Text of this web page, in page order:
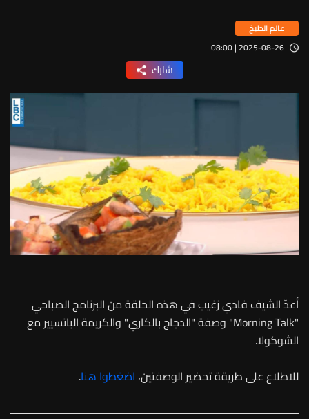
عالم الطبخ
2025-08-26 | 08:00
شارك
أعدّ الشيف فادي زغيب في هذه الحلقة من البرنامج الصباحي
"Morning Talk" وصفة "الدجاج بالكاري" والكريمة الباتسيير مع
الشوكولا.
للاطلاع على طريقة تحضير الوصفتين، اضغطوا هنا.